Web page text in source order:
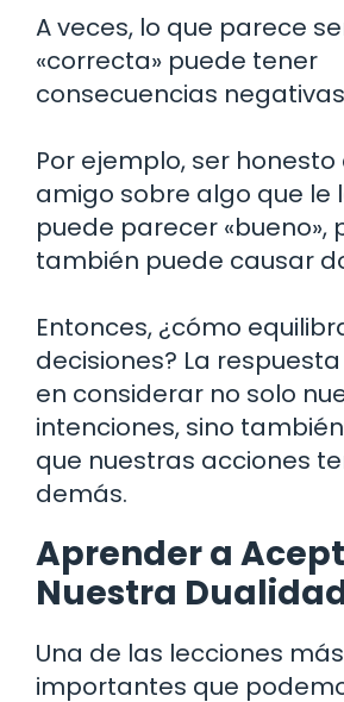
A veces, lo que parece
«correcta» puede tener
consecuencias
Por ejemplo, ser honesto
amigo sobre algo que le
puede parecer «bueno»,
también puede causar
Entonces, ¿cómo
decisiones? La
en considerar no solo
intenciones, sino
que nuestras acciones
demás.
Aprender a
Nuestra
Una de las lecciones más
importantes que